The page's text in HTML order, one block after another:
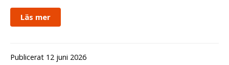
Läs mer
Publicerat 12 juni 2026